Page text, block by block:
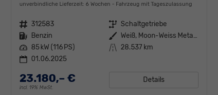
unverbindliche Lieferzeit: 6 Wochen Fahrzeug mit Tageszulassung
Fahrzeugnr. 312583 Getriebe Schaltgetriebe
Kraftstoff Benzin Außenfarbe
Weiß, Moon-Weiss Metallic (2Y)
Leistung 85 kW (116 PS) Kilometerstand 28.537 km
01.06.2025
23.180,– €
incl. 19% MwSt.
Details